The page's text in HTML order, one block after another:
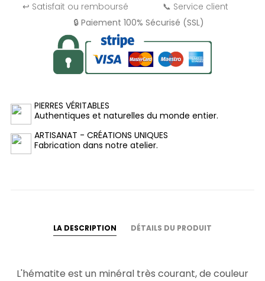
↩️ Satisfait ou remboursé
📞 Service client
🔒 Paiement 100% Sécurisé (SSL)
PIERRES VÉRITABLES
Authentiques et naturelles du monde entier.
ARTISANAT - CRÉATIONS UNIQUES
Fabrication dans notre atelier.
LA DESCRIPTION DÉTAILS DU PRODUIT
L'hématite est un minéral très courant, de couleur